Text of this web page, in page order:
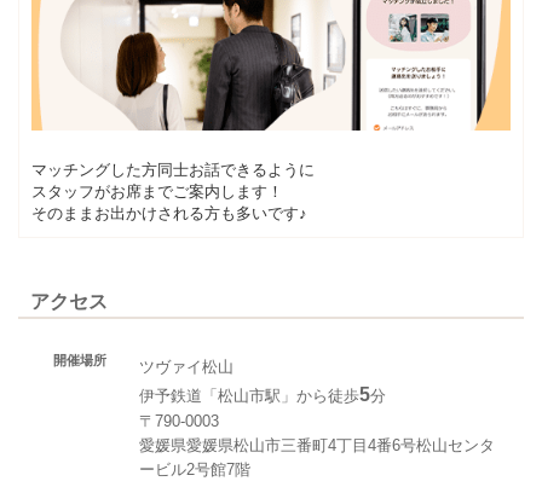
マッチングした方同士お話できるように
スタッフがお席までご案内します！
そのままお出かけされる方も多いです♪
アクセス
開催場所
ツヴァイ松山
伊予鉄道「松山市駅」から徒歩5分
〒790-0003
愛媛県愛媛県松山市三番町4丁目4番6号松山センタ
ービル2号館7階